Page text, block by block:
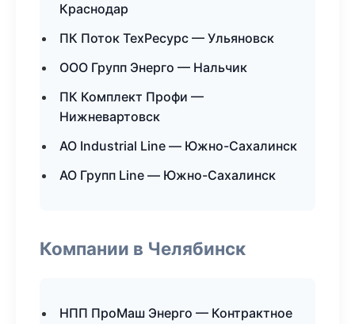
Краснодар
ПК Поток ТехРесурс — Ульяновск
ООО Групп Энерго — Нальчик
ПК Комплект Профи —
Нижневартовск
АО Industrial Line — Южно-Сахалинск
АО Групп Line — Южно-Сахалинск
Компании в Челябинск
НПП ПроМаш Энерго — Контрактное